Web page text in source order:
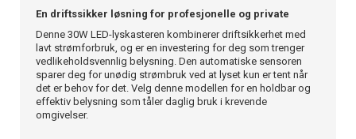
En driftssikker løsning for profesjonelle og private
Denne 30W LED-lyskasteren kombinerer driftsikkerhet med
lavt strømforbruk, og er en investering for deg som trenger
vedlikeholdsvennlig belysning. Den automatiske sensoren
sparer deg for unødig strømbruk ved at lyset kun er tent når
det er behov for det. Velg denne modellen for en holdbar og
effektiv belysning som tåler daglig bruk i krevende
omgivelser.